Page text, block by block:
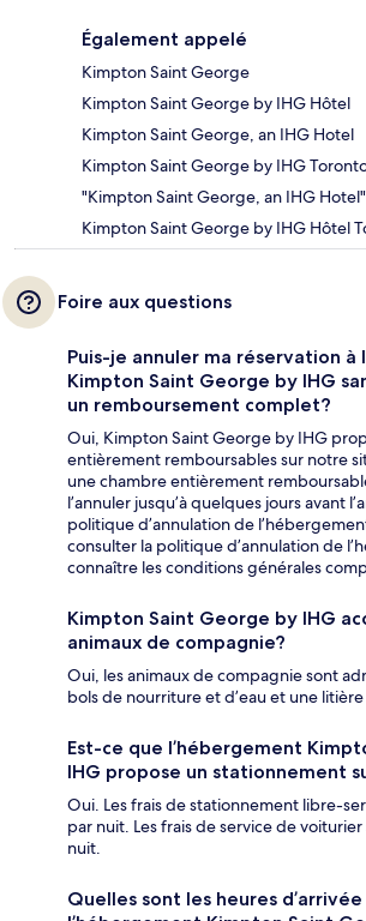
Également appelé
Kimpton Saint George
Kimpton Saint George by IHG Hôtel
Kimpton Saint George, an IHG Hotel
Kimpton Saint George by IHG
"Kimpton Saint George, an IHG Hotel"
Kimpton Saint George by IHG Hôtel
Foire aux questions
Puis-je annuler ma réservation à
Kimpton Saint George by IHG
un remboursement complet?
Oui, Kimpton Saint George by IHG
entièrement remboursables sur notre
une chambre entièrement
l’annuler jusqu’à quelques jours avant
politique d’annulation de
consulter la politique d’annulation de
connaître les conditions générales
Kimpton Saint George by IHG
animaux de compagnie?
Oui, les animaux de compagnie sont
bols de nourriture et d’eau et une
Est-ce que l’hébergement
IHG propose un stationnement
Oui. Les frais de stationnement libre-
par nuit. Les frais de service de
nuit.
Quelles sont les heures